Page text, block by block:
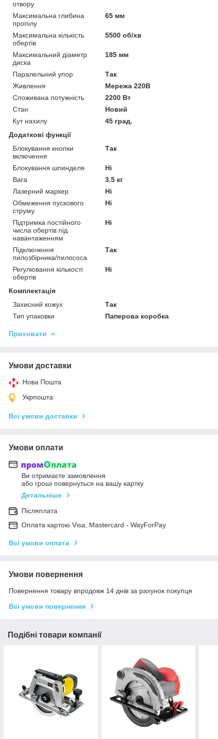
отвору
Максимальна глибина
пропілу
65 мм
Максимальна кількість
обертів
5500 об/хв
Максимальний діаметр
диска
185 мм
Паралельний упор
Так
Живлення
Мережа 220В
Споживана потужність
2200 Вт
Стан
Новий
Кут нахилу
45 град.
Додаткові функції
Блокування кнопки
включення
Так
Блокування шпинделя
Ні
Вага
3.5 кг
Лазерний маркер
Ні
Обмеження пускового
струму
Ні
Підтримка постійного
числа обертів під
навантаженням
Ні
Підключення
пилозбірника/пилососа
Так
Регулювання кількості
обертів
Ні
Комплектація
Захисний кожух
Так
Тип упаковки
Паперова коробка
Приховати
Умови доставки
Нова Пошта
Укрпошта
Всі умови доставки
Умови оплати
Ви отримаєте замовлення
або гроші повернуться на вашу картку
Детальніше
Післяплата
Оплата картою Visa, Mastercard - WayForPay
Всі умови оплати
Умови повернення
Повернення товару впродовж 14 днів за рахунок покупця
Всі умови повернення
Подібні товари компанії